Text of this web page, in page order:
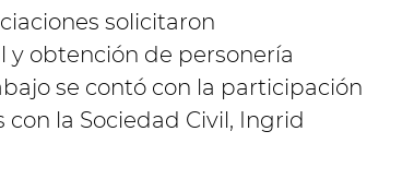
solicitaron
y obtención de personería
se contó con la participación
la Sociedad Civil, Ingrid